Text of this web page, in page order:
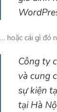
… hoặc cái gì đó
Công ty
và cung
sự kiện
tại Hà